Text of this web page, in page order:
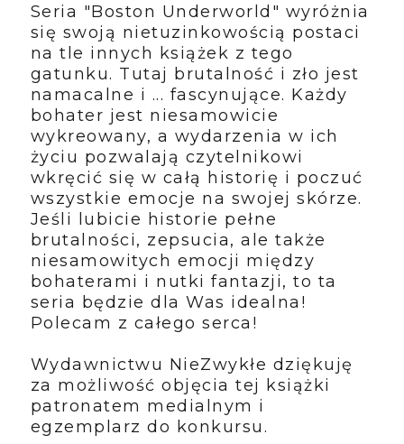
Seria "Boston Underworld" wyróżnia
się swoją nietuzinkowością postaci
na tle innych książek z tego
gatunku. Tutaj brutalność i zło jest
namacalne i ... fascynujące. Każdy
bohater jest niesamowicie
wykreowany, a wydarzenia w ich
życiu pozwalają czytelnikowi
wkręcić się w całą historię i poczuć
wszystkie emocje na swojej skórze.
Jeśli lubicie historie pełne
brutalności, zepsucia, ale także
niesamowitych emocji między
bohaterami i nutki fantazji, to ta
seria będzie dla Was idealna!
Polecam z całego serca!
Wydawnictwu NieZwykłe dziękuję
za możliwość objęcia tej książki
patronatem medialnym i
egzemplarz do konkursu.